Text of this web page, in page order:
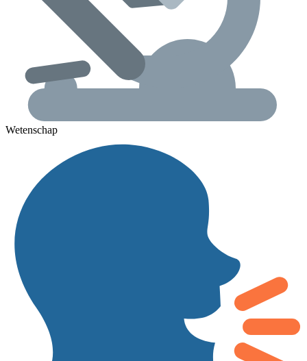
Wetenschap